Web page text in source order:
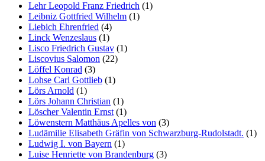
Lehr Leopold Franz Friedrich (1)
Leibniz Gottfried Wilhelm (1)
Liebich Ehrenfried (4)
Linck Wenzeslaus (1)
Lisco Friedrich Gustav (1)
Liscovius Salomon (22)
Löffel Konrad (3)
Lohse Carl Gottlieb (1)
Lörs Arnold (1)
Lörs Johann Christian (1)
Löscher Valentin Ernst (1)
Löwenstern Matthäus Apelles von (3)
Ludämilie Elisabeth Gräfin von Schwarzburg-Rudolstadt. (1)
Ludwig I. von Bayern (1)
Luise Henriette von Brandenburg (3)